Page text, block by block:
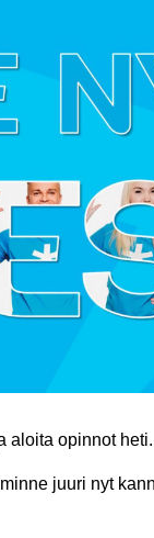
aloita opinnot heti.
juuri nyt